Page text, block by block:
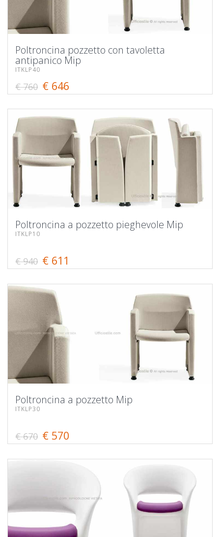
Poltroncina pozzetto con tavoletta
antipanico Mip
ITKLP40
€ 760 € 646
Poltroncina a pozzetto pieghevole Mip
ITKLP10
€ 940 € 611
Poltroncina a pozzetto Mip
ITKLP30
€ 670 € 570